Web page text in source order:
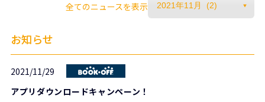
全てのニュースを表示
お知らせ
2021/11/29
アプリダウンロードキャンペーン！